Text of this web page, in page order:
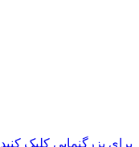
برای بزرگنمایی کلیک کنید